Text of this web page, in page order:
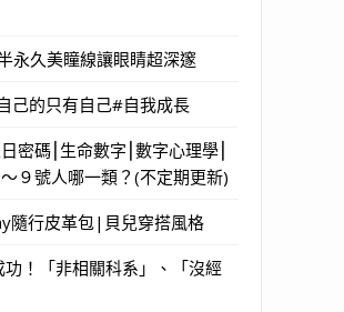
永久美瞳線讓眼睛超深邃
己的只有自己#自我成長
密碼⎮生命數字⎮數字心理學⎮
９號人哪一類？(不定期更新)
隨行皮革包|貝兒穿搭風格
！「非相關科系」、「沒經